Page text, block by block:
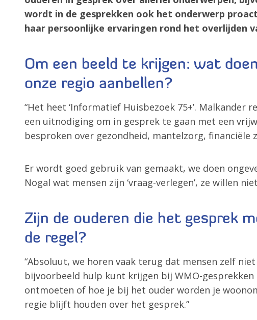
wordt in de gesprekken ook het onderwerp
haar persoonlijke ervaringen rond het overlijden
Om een beeld te krijgen: wat
onze regio aanbellen?
“Het heet ‘Informatief Huisbezoek 75+’.
een uitnodiging om in gesprek te gaan met een
besproken over gezondheid, mantelzorg,
Er wordt goed gebruik van gemaakt, we doen
Nogal wat mensen zijn ‘vraag-verlegen’, ze willen
Zijn de ouderen die het gesprek
de regel?
“Absoluut, we horen vaak terug dat mensen zelf
bijvoorbeeld hulp kunt krijgen bij WMO-
ontmoeten of hoe je bij het ouder worden je
regie blijft houden over het gesprek.”